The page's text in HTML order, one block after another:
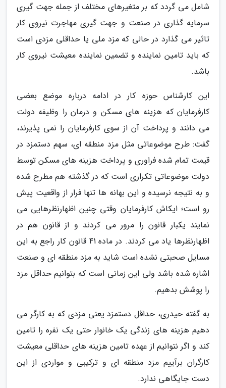
شامل می گردد که بر متغیرهای مختلف از جمله جهت گیری
سرمایه گذاری در صنعت و جهت گیری مهاجرت نیروی کار
تاثیر می گذارد در حالی که مزد ملی یا حداقلی مزدی است
که باید تامین نماینده و تضمین نماینده معیشت نیروی کار
باشد.
این کارشناس حوزه کار در ادامه درباره موضع بعضی
کارفرمایان که هزینه های مسکن و درمان را وظیفه دولت
می دانند و پرداخت آن از سوی کارفرمایان را نمی پذیرند،
گفت: طرح موضوعاتی مثل مزد منطقه ای، سهم دستمزد در
قیمت تمام شده فراوری و پرداخت هزینه های مسکن توسط
دولت موضوعاتی تکراری است که در گذشته هم مطرح شده
و به نتیجه نرسیده و این بهانه ها تنها فرار از واقعیت پیش
رو است؛ ایکاش کارفرمایان وقتی چنین اظهارنظرهایی می
نمایند یکبار قانون را مرور می کردند و از قانون هم در
اظهارنظرها یاد می کردند. در ماده 41 قانون کار راجع به این
مسایل صحبتی نشده است شاید به مزد منطقه ای و صنعت
اشاره شده باشد ولی این زمانی است که بتوانیم حداقل مزد
را پوشش بدهیم.
به گفته حیدری، حداقل دستمزد یعنی مزدی که به کارگر می
دهیم هزینه های زندگی یک خانوار حتی یک نفره را تامین
کند و اگر نتوانیم از عهده تامین هزینه های حداقلی معیشت
کارگران برآییم مزد منطقه ای و ترکیبی و مواردی از این
دست جایگاهی ندارد.